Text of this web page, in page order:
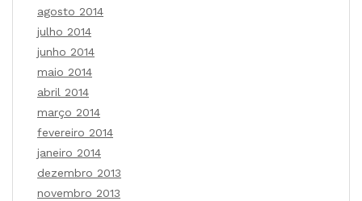
agosto 2014
julho 2014
junho 2014
maio 2014
abril 2014
março 2014
fevereiro 2014
janeiro 2014
dezembro 2013
novembro 2013